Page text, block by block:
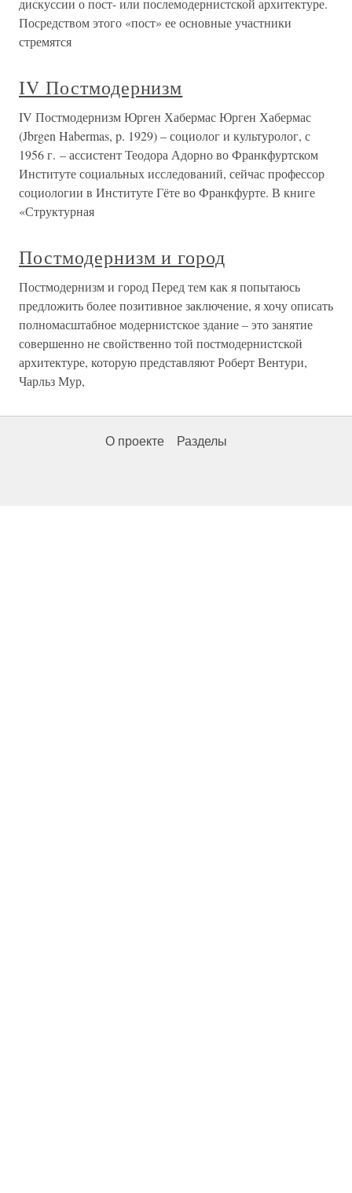
дискуссии о пост- или послемодернистской архитектуре.
Посредством этого «пост» ее основные участники
стремятся
IV Постмодернизм
IV Постмодернизм Юрген Хабермас Юрген Хабермас
(Jbrgen Habermas, p. 1929) – социолог и культуролог, с
1956 г. – ассистент Теодора Адорно во Франкфуртском
Институте социальных исследований, сейчас профессор
социологии в Институте Гёте во Франкфурте. В книге
«Структурная
Постмодернизм и город
Постмодернизм и город Перед тем как я попытаюсь
предложить более позитивное заключение, я хочу описать
полномасштабное модернистское здание – это занятие
совершенно не свойственно той постмодернистской
архитектуре, которую представляют Роберт Вентури,
Чарльз Мур,
О проекте Разделы